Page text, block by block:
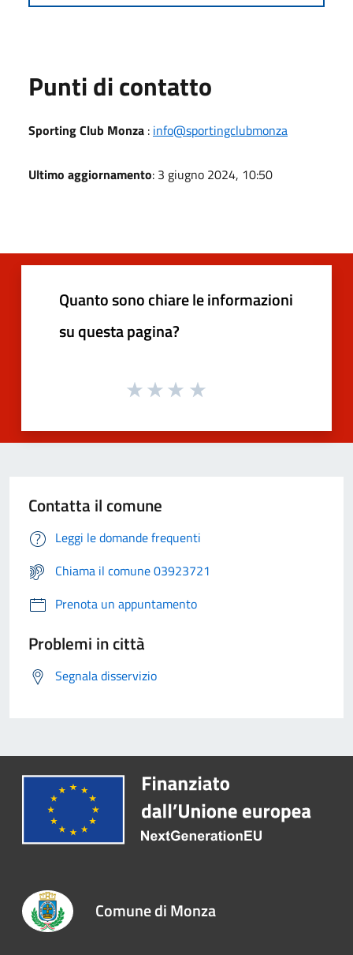
Punti di contatto
Sporting Club Monza : info@sportingclubmonza
Ultimo aggiornamento: 3 giugno 2024, 10:50
Quanto sono chiare le informazioni
su questa pagina?
Contatta il comune
Leggi le domande frequenti
Chiama il comune 03923721
Prenota un appuntamento
Problemi in città
Segnala disservizio
Comune di Monza